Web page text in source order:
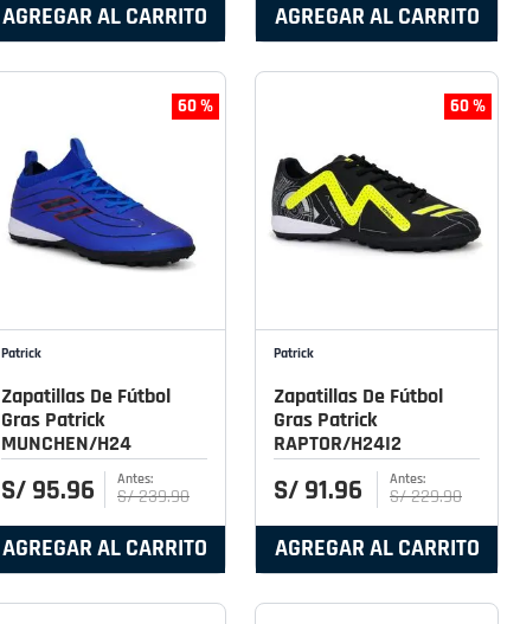
AGREGAR AL CARRITO AGREGAR AL CARRITO
60 %
Patrick
Zapatillas De Fútbol
Gras Patrick
MUNCHEN/H24
S/ 95.96 S/239.90
AGREGAR AL CARRITO
60 %
Patrick
Zapatillas De Fútbol
Gras Patrick
RAPTOR/H24I2
S/ 91.96 S/229.90
AGREGAR AL CARRITO